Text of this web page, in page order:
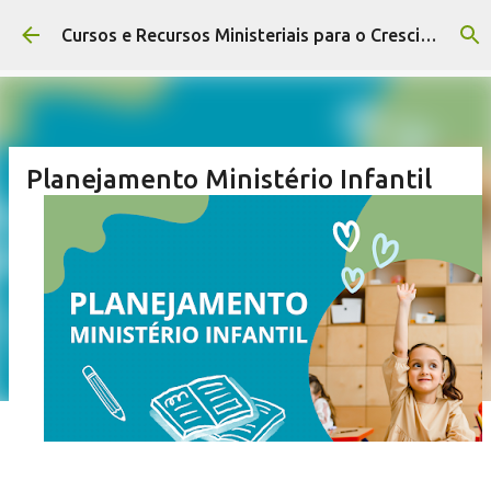
Pular para o conteúdo principal Cursos e Recursos Ministeriais para o Crescimento da Igreja
Planejamento Ministério Infantil